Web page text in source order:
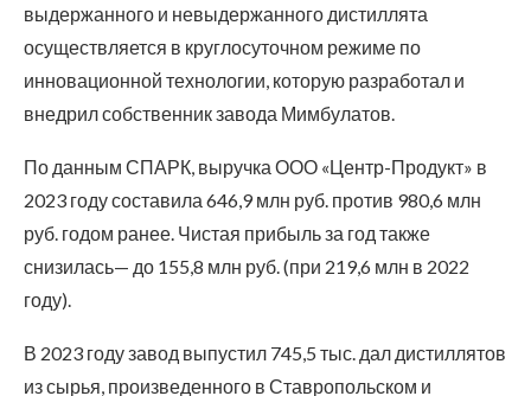
выдержанного и невыдержанного дистиллята
осуществляется в круглосуточном режиме по
инновационной технологии, которую разработал и
внедрил собственник завода Мимбулатов.
По данным СПАРК, выручка ООО «Центр-Продукт» в
2023 году составила 646,9 млн руб. против 980,6 млн
руб. годом ранее. Чистая прибыль за год также
снизилась— до 155,8 млн руб. (при 219,6 млн в 2022
году).
В 2023 году завод выпустил 745,5 тыс. дал дистиллятов
из сырья, произведенного в Ставропольском и